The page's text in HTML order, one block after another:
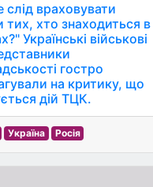
слід враховувати
тих, хто знаходиться в
Українські військові
гостро
на критику, що
дій ТЦК.
Україна Росія